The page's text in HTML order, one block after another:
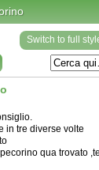
Switch to full
in tre diverse volte
qua trovato